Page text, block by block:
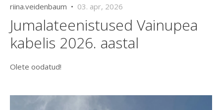
riina.veidenbaum • 03. apr, 2026
Jumalateenistused Vainupea
kabelis 2026. aastal
Olete oodatud!